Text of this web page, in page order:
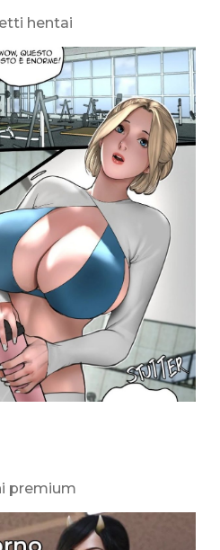
hentai
premium